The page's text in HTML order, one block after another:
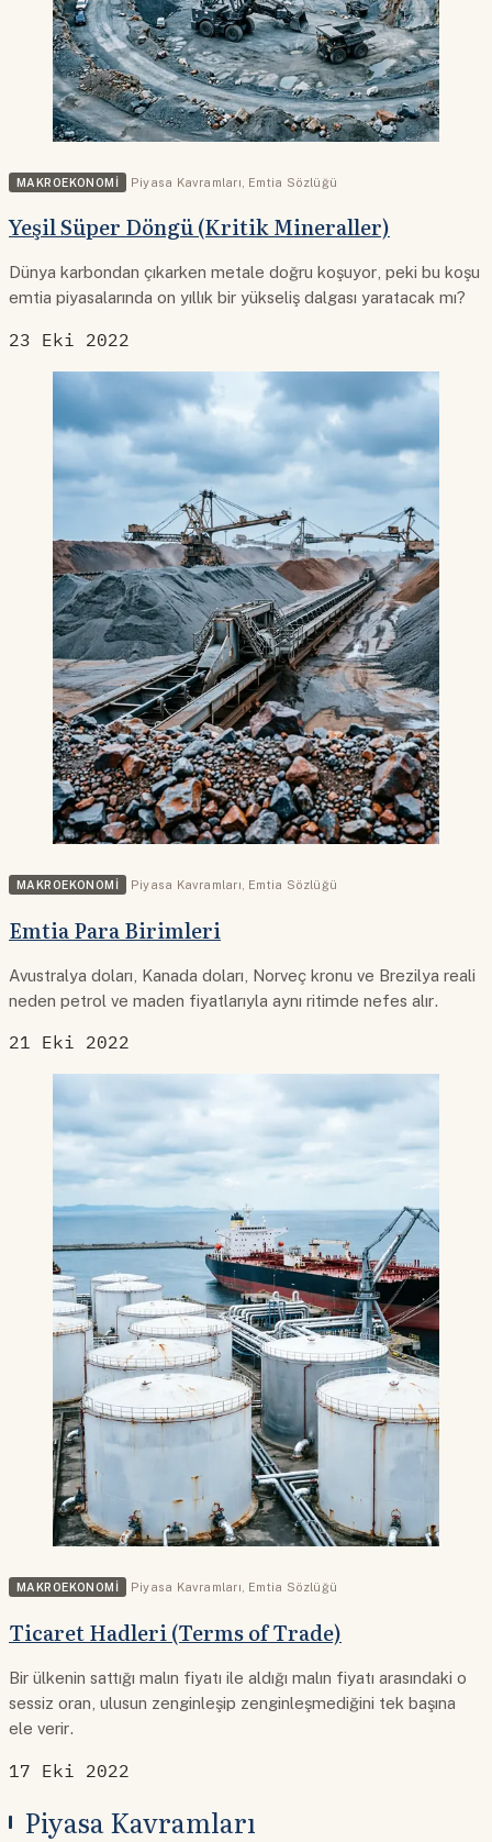
MAKROEKONOMI Piyasa Kavramları Emtia Sözlüğü
Yeşil Süper Döngü (Kritik Mineraller)
Dünya karbondan çıkarken metale doğru koşuyor, peki bu koşu
emtia piyasalarında on yıllık bir yükseliş dalgası yaratacak mı?
23 Eki 2022
MAKROEKONOMI Piyasa Kavramları Emtia Sözlüğü
Emtia Para Birimleri
Avustralya doları, Kanada doları, Norveç kronu ve Brezilya reali
neden petrol ve maden fiyatlarıyla aynı ritimde nefes alır.
21 Eki 2022
MAKROEKONOMI Piyasa Kavramları Emtia Sözlüğü
Ticaret Hadleri (Terms of Trade)
Bir ülkenin sattığı malın fiyatı ile aldığı malın fiyatı arasındaki o
sessiz oran, ulusun zenginleşip zenginleşmediğini tek başına
ele verir.
17 Eki 2022
Piyasa Kavramları